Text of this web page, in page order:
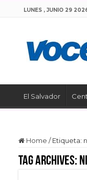
LUNES , JUNIO 29
El Salvador
Home / Etiqueta:
Tag Archives: